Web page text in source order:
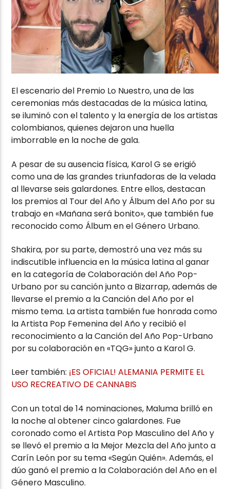
El escenario del Premio Lo Nuestro, una de las
ceremonias más destacadas de la música latina,
se iluminó con el talento y la energía de los artistas
colombianos, quienes dejaron una huella
imborrable en la noche de gala.
A pesar de su ausencia física, Karol G se erigió
como una de las grandes triunfadoras de la velada
al llevarse seis galardones. Entre ellos, destacan
los premios al Tour del Año y Álbum del Año por su
trabajo en «Mañana será bonito», que también fue
reconocido como Álbum en el Género Urbano.
Shakira, por su parte, demostró una vez más su
indiscutible influencia en la música latina al ganar
en la categoría de Colaboración del Año Pop-
Urbano por su canción junto a Bizarrap, además de
llevarse el premio a la Canción del Año por el
mismo tema. La artista también fue honrada como
la Artista Pop Femenina del Año y recibió el
reconocimiento a la Canción del Año Pop-Urbano
por su colaboración en «TQG» junto a Karol G.
Leer también: ¡ES OFICIAL! ALEMANIA PERMITE EL
USO RECREATIVO DE CANNABIS
Con un total de 14 nominaciones, Maluma brilló en
la noche al obtener cinco galardones. Fue
coronado como el Artista Pop Masculino del Año y
se llevó el premio a la Mejor Mezcla del Año junto a
Carín León por su tema «Según Quién». Además, el
dúo ganó el premio a la Colaboración del Año en el
Género Masculino.